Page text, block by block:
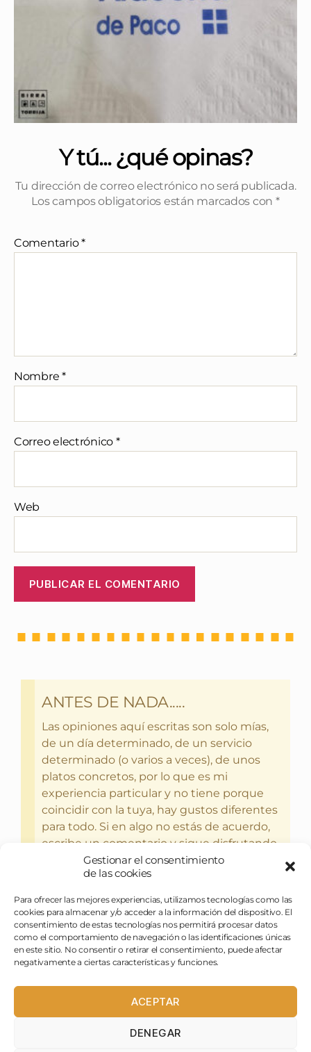
Gestionar el consentimiento
de las cookies
Para ofrecer las mejores experiencias, utilizamos tecnologías como las
cookies para almacenar y/o acceder a la información del dispositivo. El
consentimiento de estas tecnologías nos permitirá procesar datos
como el comportamiento de navegación o las identificaciones únicas
en este sitio. No consentir o retirar el consentimiento, puede afectar
negativamente a ciertas características y funciones.
ACEPTAR
DENEGAR
Y tú... ¿qué opinas?
Tu dirección de correo electrónico no será publicada.
Los campos obligatorios están marcados con *
Comentario*
Nombre*
Correo electrónico *
Web
ANTES DE NADA.....
Las opiniones aquí escritas son solo mías,
de un día determinado, de un servicio
determinado (o varios a veces), de unos
platos concretos, por lo que es mi
experiencia particular y no tiene porque
coincidir con la tuya, hay gustos diferentes
para todo. Si en algo no estás de acuerdo,
escribe un comentario y sigue disfrutando
del bebercio y el glotoneo.